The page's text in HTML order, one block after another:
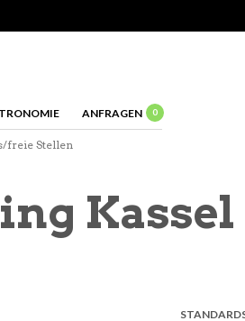
ANFRAGEN 0
freie Stellen
Kassel